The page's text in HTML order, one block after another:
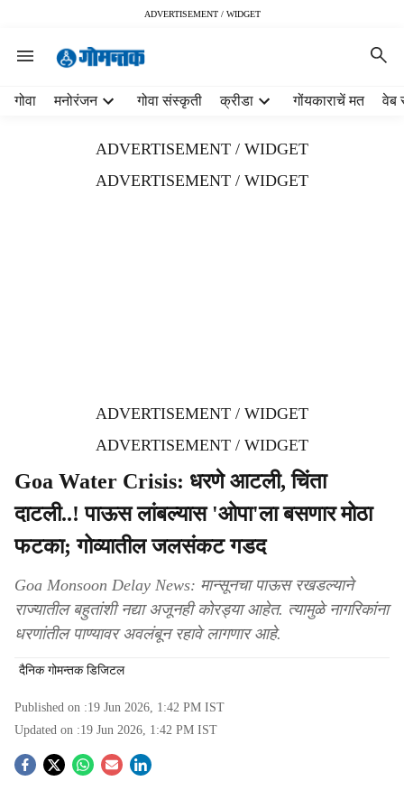
ADVERTISEMENT / WIDGET
गोवा मनोरंजन गोवा संस्कृती क्रीडा गोंयकाराचें मत वेब
ADVERTISEMENT / WIDGET
ADVERTISEMENT / WIDGET
ADVERTISEMENT / WIDGET
ADVERTISEMENT / WIDGET
Goa Water Crisis: धरणे आटली, चिंता
दाटली..! पाऊस लांबल्‍यास 'ओपा'ला बसणार मोठा
फटका; गोव्यातील जलसंकट गडद
Goa Monsoon Delay News: मान्‍सूनचा पाऊस रखडल्‍याने
राज्‍यातील बहुतांशी नद्या अजूनही कोरड्या आहेत. त्‍यामुळे नागरिकांना
धरणांतील पाण्‍यावर अवलंबून रहावे लागणार आहे.
दैनिक गोमन्तक डिजिटल
Published on :19 Jun 2026, 1:42 PM IST
Updated on :19 Jun 2026, 1:42 PM IST
S